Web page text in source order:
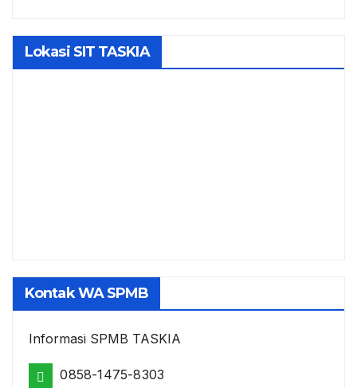
Lokasi SIT TASKIA
Kontak WA SPMB
Informasi SPMB TASKIA
0858-1475-8303